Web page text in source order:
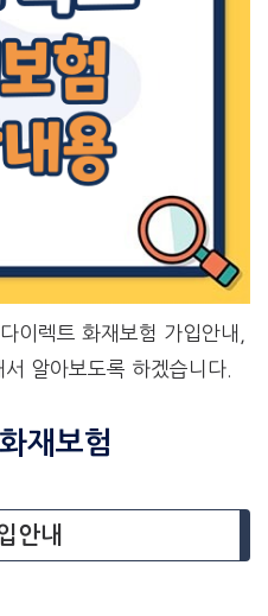
이렉트 화재보험 가입안내,
알아보도록 하겠습니다.
재보험
안내